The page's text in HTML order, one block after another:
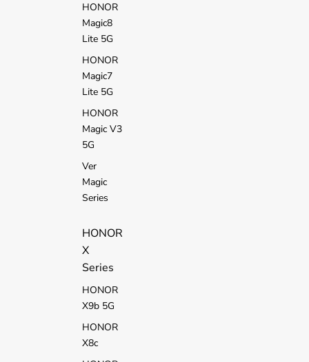
HONOR
Magic8
Lite 5G
HONOR
Magic7
Lite 5G
HONOR
Magic V3
5G
Ver
Magic
Series
HONOR
X
Series
HONOR
X9b 5G
HONOR
X8c